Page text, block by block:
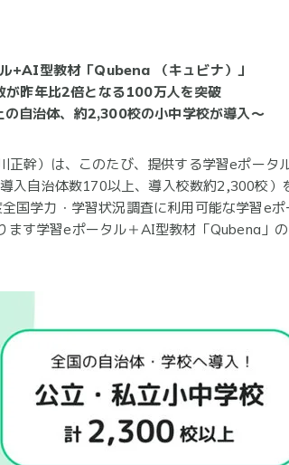
+AI型教材「Qubena （キュビナ）」
が昨年比2倍となる100万人を突破
自治体、約2,300校の小中学校が導入〜
正幹）は、このたび、提供する学習eポー
入自治体数170以上、導入校数約2,300校）
国学力・学習状況調査に利用可能な学習e
ます学習eポータル＋AI型教材「Qubena」